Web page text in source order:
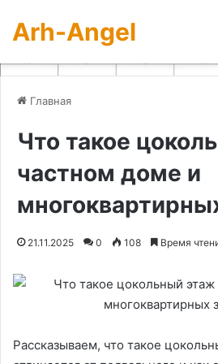
Arh-Angel
Главная
Что такое
частном доме и
21.11.2025 0 108 Время
Рассказываем, что такое